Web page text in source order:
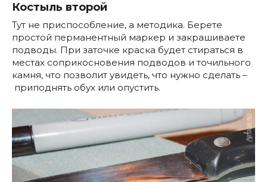
Костыль второй
Тут не приспособление, а методика. Берете
простой перманентный маркер и закрашиваете
подводы. При заточке краска будет стираться в
местах соприкосновения подводов и точильного
камня, что позволит увидеть, что нужно сделать –
приподнять обух или опустить.